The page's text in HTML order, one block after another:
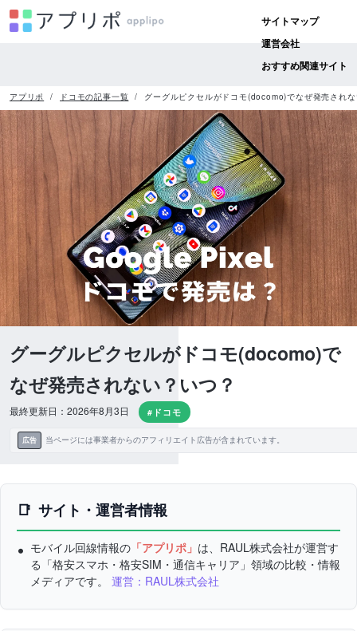
サイトマップ
運営会社
おすすめ関連サイト
アプリポ ドコモの記事一覧 グーグルピクセルがドコモ(docomo)でなぜ発売され
グーグルピクセルがドコモ(docomo)で
なぜ発売されない？いつ？
最終更新日：2026年8月3日 #ドコモ
広告 当ページには事業者からのアフィリエイト広告が含まれています。
サイト・運営者情報
モバイル回線情報の 「アプリポ」 は、RAUL株式会社が運営す
る「格安スマホ・格安SIM・通信キャリア」領域の比較・情報
メディアです。 運営：RAUL株式会社